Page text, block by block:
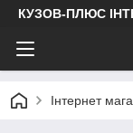
КУЗОВ-ПЛЮС
Інтернет